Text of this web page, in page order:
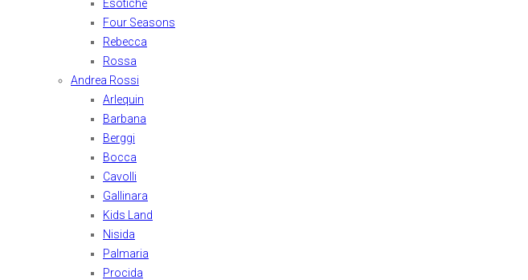
Esotiche
Four Seasons
Rebecca
Rossa
Andrea Rossi
Arlequin
Barbana
Berggi
Bocca
Cavolli
Gallinara
Kids Land
Nisida
Palmaria
Procida